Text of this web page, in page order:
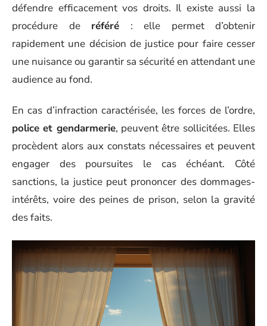
défendre efficacement vos droits. Il existe aussi la
procédure de référé : elle permet d’obtenir
rapidement une décision de justice pour faire cesser
une nuisance ou garantir sa sécurité en attendant une
audience au fond.
En cas d’infraction caractérisée, les forces de l’ordre,
police et gendarmerie, peuvent être sollicitées. Elles
procèdent alors aux constats nécessaires et peuvent
engager des poursuites le cas échéant. Côté
sanctions, la justice peut prononcer des dommages-
intérêts, voire des peines de prison, selon la gravité
des faits.